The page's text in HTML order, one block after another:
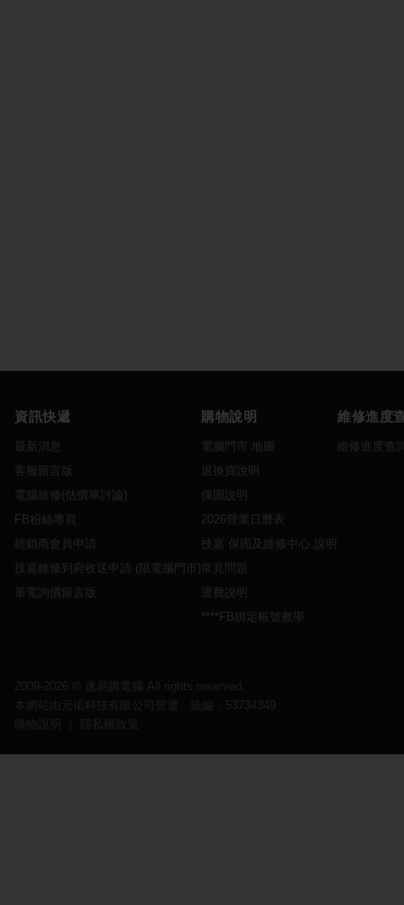
資訊快遞
最新消息
客服留言版
電腦維修(估價單討論)
FB粉絲專頁
經銷商會員申請
技嘉維修到府收送申請 (限電腦門市)
筆電詢價留言版
購物說明
電腦門市 地圖
退換貨說明
保固說明
2026營業日曆表
技嘉 保固及維修中心 說明
常見問題
運費說明
****FB綁定帳號教學
維修進度
維修進度查